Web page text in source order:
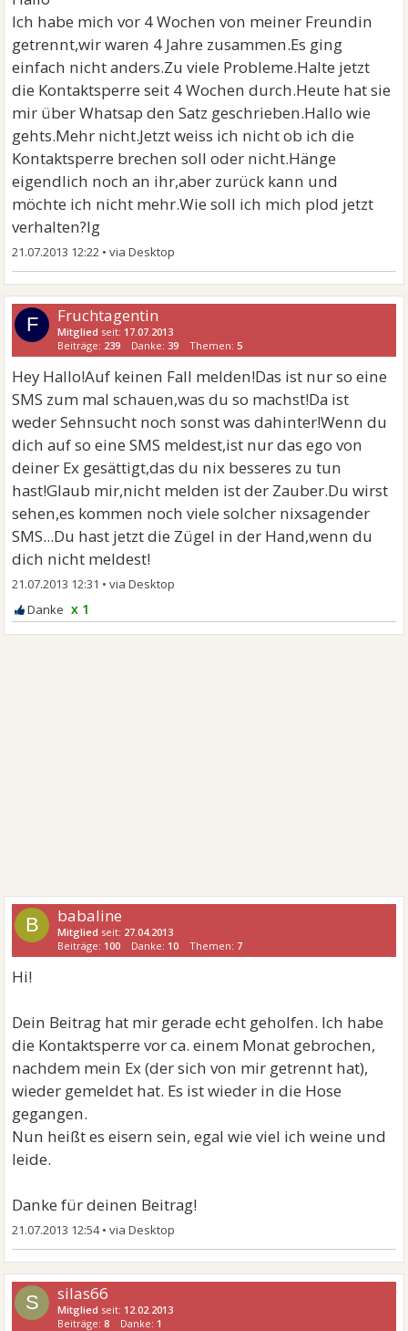
Ich habe mich vor 4 Wochen von meiner Freundin
getrennt,wir waren 4 Jahre zusammen.Es ging
einfach nicht anders.Zu viele Probleme.Halte jetzt
die Kontaktsperre seit 4 Wochen durch.Heute hat sie
mir über Whatsap den Satz geschrieben.Hallo wie
gehts.Mehr nicht.Jetzt weiss ich nicht ob ich die
Kontaktsperre brechen soll oder nicht.Hänge
eigendlich noch an ihr,aber zurück kann und
möchte ich nicht mehr.Wie soll ich mich plod jetzt
verhalten?lg
21.07.2013 12:22 •
F Fruchtagentin
Mitglied seit: 17.07.2013
Beiträge: 239 Danke:39 Themen:5
Hey Hallo!Auf keinen Fall melden!Das ist nur so eine
SMS zum mal schauen,was du so machst!Da ist
weder Sehnsucht noch sonst was dahinter!Wenn du
dich auf so eine SMS meldest,ist nur das ego von
deiner Ex gesättigt,das du nix besseres zu tun
hast!Glaub mir,nicht melden ist der Zauber.Du wirst
sehen,es kommen noch viele solcher nixsagender
SMS...Du hast jetzt die Zügel in der Hand,wenn du
dich nicht meldest!
21.07.2013 12:31 •
x 1
B babaline
Mitglied seit: 27.04.2013
Beiträge: 100 Danke: 10 Themen: 7
Hi!
Dein Beitrag hat mir gerade echt geholfen. Ich habe
die Kontaktsperre vor ca. einem Monat gebrochen,
nachdem mein Ex (der sich von mir getrennt hat),
wieder gemeldet hat. Es ist wieder in die Hose
gegangen.
Nun heißt es eisern sein, egal wie viel ich weine und
leide.
Danke für deinen Beitrag!
21.07.2013 12:54•
S silas66
Mitglied seit: 12.02.2013
Beiträge:8 Danke: 1